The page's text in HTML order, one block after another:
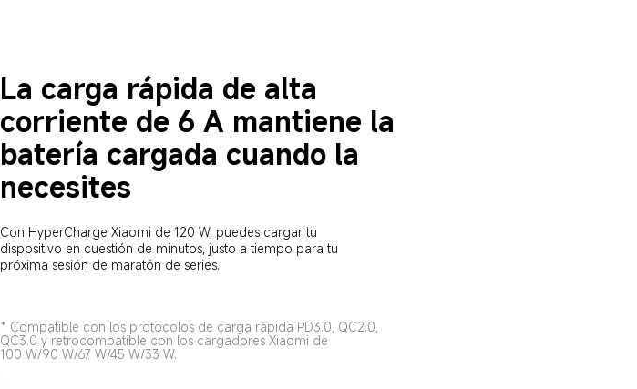
La carga rápida de alta
corriente de 6 A mantiene la
batería cargada cuando la
necesites
Con HyperCharge Xiaomi de 120 W, puedes cargar tu
dispositivo en cuestión de minutos, justo a tiempo para tu
próxima sesión de maratón de series.
* Compatible con los protocolos de carga rápida PD3.0, QC2.0,
QC3.0 y retrocompatible con los cargadores Xiaomi de
100 W/90 W/67 W/45 W/33 W.